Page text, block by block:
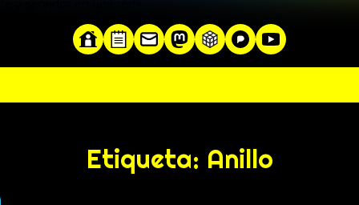
Etiqueta: Anillo